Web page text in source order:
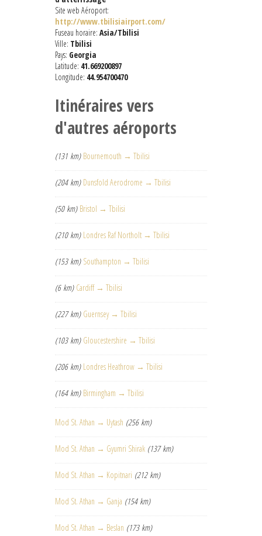
Site web Aéroport:
http://www.tbilisiairport.com/
Fuseau horaire: Asia/Tbilisi
Ville: Tbilisi
Pays: Georgia
Latitude: 41.669200897
Longitude: 44.954700470
Itinéraires vers
d'autres aéroports
(131 km) Bournemouth → Tbilisi
(204 km) Dunsfold Aerodrome → Tbilisi
(50 km) Bristol → Tbilisi
(210 km) Londres Raf Northolt → Tbilisi
(153 km) Southampton → Tbilisi
(6 km) Cardiff → Tbilisi
(227 km) Guernsey → Tbilisi
(103 km) Gloucestershire → Tbilisi
(206 km) Londres Heathrow → Tbilisi
(164 km) Birmingham → Tbilisi
Mod St. Athan → Uytash (256 km)
Mod St. Athan → Gyumri Shirak (137 km)
Mod St. Athan → Kopitnari (212 km)
Mod St. Athan → Ganja (154 km)
Mod St. Athan → Beslan (173 km)